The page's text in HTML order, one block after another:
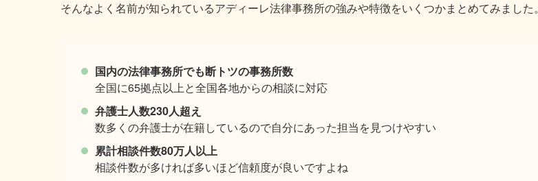
そんなよく名前が知られているアディーレ法律事務所の強みや特徴をいくつかまとめてみました。
国内の法律事務所でも断トツの事務所数
全国に65拠点以上と全国各地からの相談に対応
弁護士人数230人超え
数多くの弁護士が在籍しているので自分にあった担当を見つけやすい
累計相談件数80万人以上
相談件数が多ければ多いほど信頼度が良いですよね